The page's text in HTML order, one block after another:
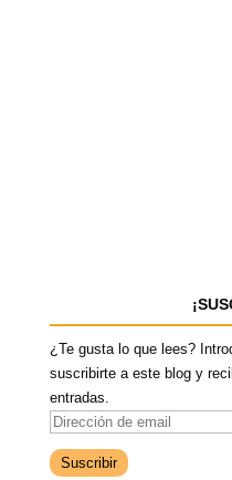
¿Te gusta lo que lees?
suscribirte a este blog y
entradas.
D
r